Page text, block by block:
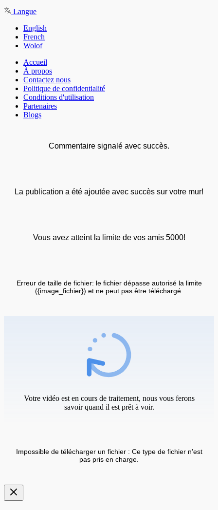
Langue
English
French
Wolof
Accueil
À propos
Contactez nous
Politique de confidentialité
Conditions d'utilisation
Partenaires
Blogs
Commentaire signalé avec succès.
La publication a été ajoutée avec succès sur votre mur!
Vous avez atteint la limite de vos amis 5000!
Erreur de taille de fichier: le fichier dépasse autorisé la limite
({image_fichier}) et ne peut pas être téléchargé.
Votre vidéo est en cours de traitement, nous vous ferons
savoir quand il est prêt à voir.
Impossible de télécharger un fichier : Ce type de fichier n'est
pas pris en charge.